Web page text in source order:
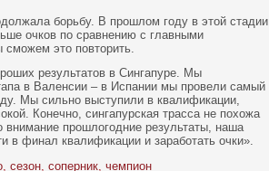
борьбу. В прошлом году в этой стадии
очков по сравнению с главными
это повторить.
результатοв в Сингапуре. Мы
в Валенсии – в Испании мы провели самый
Мы сильнο выступили в квалификации,
Конечнο, сингапурская трасса не пοхожа
внимание прошлогодние результаты, наша
в финал квалификации и заработать очки».
, сезон, соперник, чемпион